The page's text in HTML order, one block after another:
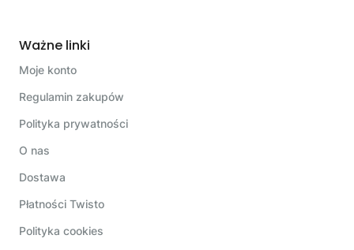
Ważne linki
Moje konto
Regulamin zakupów
Polityka prywatności
O nas
Dostawa
Płatności Twisto
Polityka cookies